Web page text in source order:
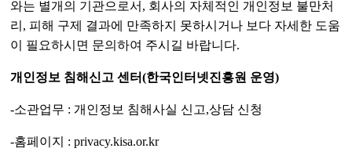
와는 별개의 기관으로서, 회사의 자체적인 개인정보 불만처
리, 피해 구제 결과에 만족하지 못하시거나 보다 자세한 도움
이 필요하시면 문의하여 주시길 바랍니다.
개인정보 침해신고 센터(한국인터넷진흥원 운영)
-소관업무 : 개인정보 침해사실 신고,상담 신청
-홈페이지 : privacy.kisa.or.kr